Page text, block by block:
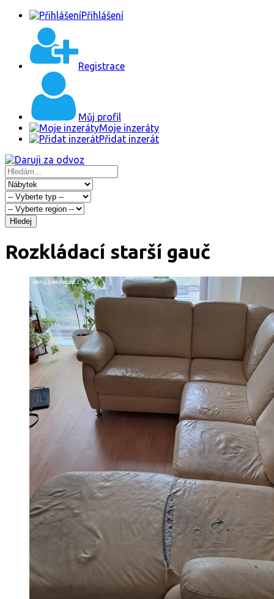
Přihlášení
Registrace
Můj profil
Moje inzeráty
Přidat inzerát
Hledej
Rozkládací starší gauč